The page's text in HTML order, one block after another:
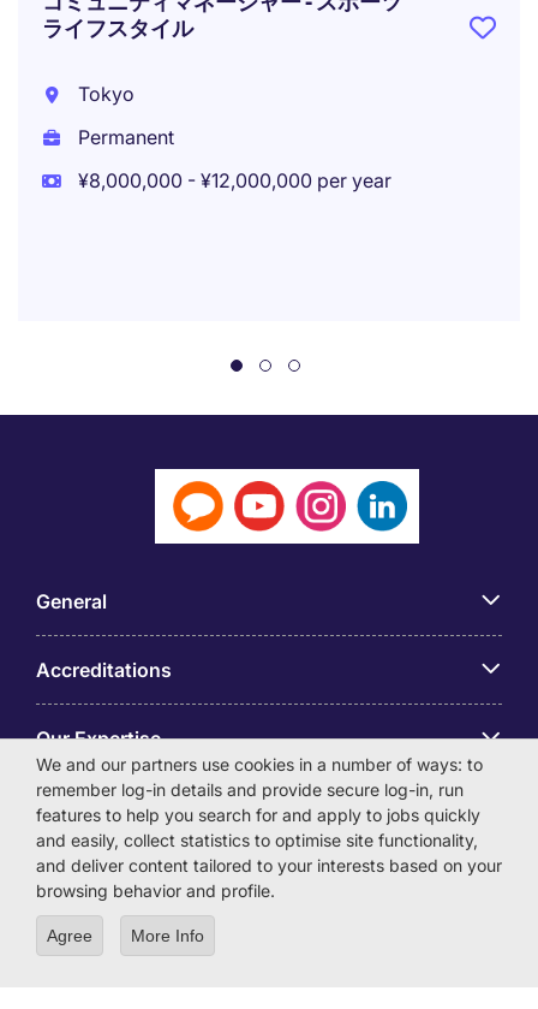
ライフスタイル
Tokyo
Permanent
¥8,000,000 - ¥12,000,000 per year
General
Accreditations
Our Expertise
アプリ
Employer Centre
We and our partners use cookies in a number of ways: to
remember log-in details and provide secure log-in, run
features to help you search for and apply to jobs quickly
and easily, collect statistics to optimise site functionality,
and deliver content tailored to your interests based on your
browsing behavior and profile.
Agree More Info